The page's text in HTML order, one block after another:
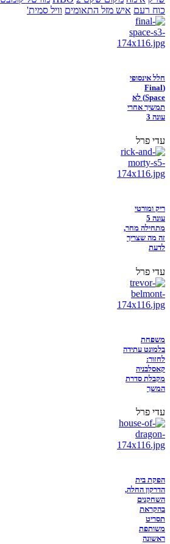
כוח רעם איש מזל התאומים וויל סמית'
חלל אינסופי
(Final
Space) לא
תמשיך אחרי
עונה 3
עדי פרל
ריק ומורטי
עונה 5
מתחילה מחר,
זה מה שצריך
לדעת
עדי פרל
משפחת
בלמונט עתידה
לחזור:
קאסלבניה
מקבלת סדרת
המשך
עדי פרל
הפקת בית
הדרקון החלה,
השחקנים
בהקראת
תסריט
משותפת
ראשונה